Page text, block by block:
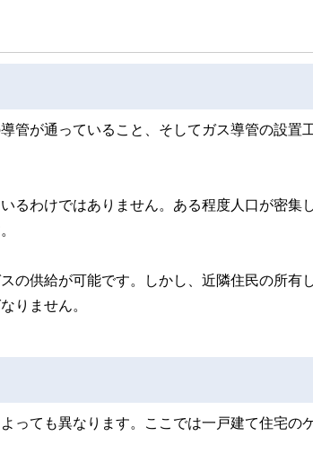
管が通っていること、そしてガス導管の設置
るわけではありません。ある程度人口が密集
の供給が可能です。しかし、近隣住民の所有
りません。
っても異なります。ここでは一戸建て住宅の